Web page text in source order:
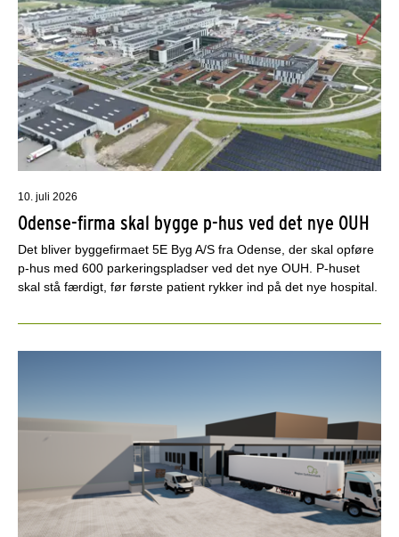
10. juli 2026
Odense-firma skal bygge p-hus ved det nye OUH
Det bliver byggefirmaet 5E Byg A/S fra Odense, der skal opføre
p-hus med 600 parkeringspladser ved det nye OUH. P-huset
skal stå færdigt, før første patient rykker ind på det nye hospital.